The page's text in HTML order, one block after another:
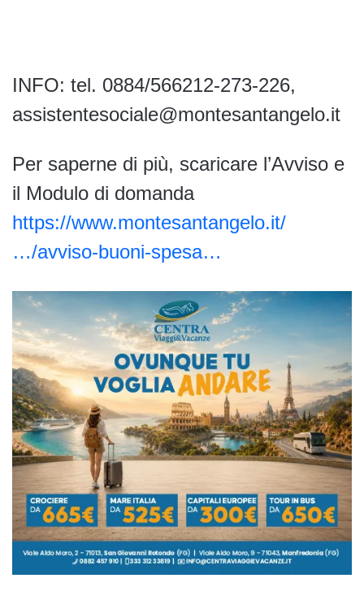
INFO: tel. 0884/566212-273-226,
assistentesociale@montesantangelo.it
Per saperne di più, scaricare l’Avviso e
il Modulo di domanda
https://www.montesantangelo.it/
…/avviso-buoni-spesa…